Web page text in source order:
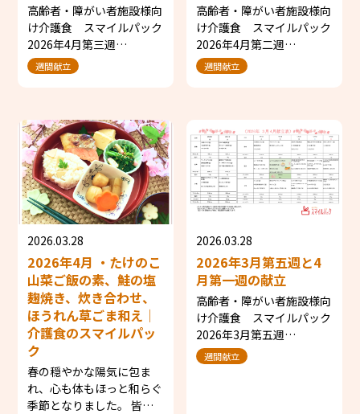
高齢者・障がい者施設様向
け介護食 スマイルパック
2026年4月第三週…
週間献立
高齢者・障がい者施設様向
け介護食 スマイルパック
2026年4月第二週…
週間献立
2026.03.28
2026年4月 ・たけのこ
山菜ご飯の素、鮭の塩
麹焼き、炊き合わせ、
ほうれん草ごま和え│
介護食のスマイルパッ
ク
春の穏やかな陽気に包ま
れ、心も体もほっと和らぐ
季節となりました。 皆…
2026.03.28
2026年3月第五週と4
月第一週の献立
高齢者・障がい者施設様向
け介護食 スマイルパック
2026年3月第五週…
週間献立